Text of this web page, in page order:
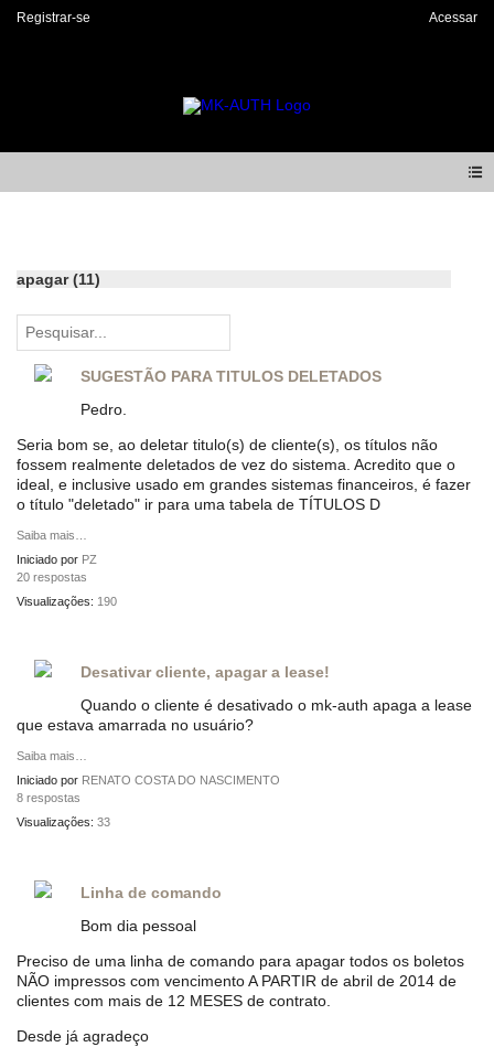
Registrar-se Acessar
apagar (11)
SUGESTÃO PARA TITULOS DELETADOS
Pedro.
Seria bom se, ao deletar titulo(s) de cliente(s), os títulos não
fossem realmente deletados de vez do sistema. Acredito que o
ideal, e inclusive usado em grandes sistemas financeiros, é fazer
o título "deletado" ir para uma tabela de TÍTULOS D
Saiba mais…
Iniciado por PZ
20 respostas
Visualizações: 190
Desativar cliente, apagar a lease!
Quando o cliente é desativado o mk-auth apaga a lease
que estava amarrada no usuário?
Saiba mais…
Iniciado por RENATO COSTA DO NASCIMENTO
8 respostas
Visualizações: 33
Linha de comando
Bom dia pessoal
Preciso de uma linha de comando para apagar todos os boletos
NÃO impressos com vencimento A PARTIR de abril de 2014 de
clientes com mais de 12 MESES de contrato.
Desde já agradeço